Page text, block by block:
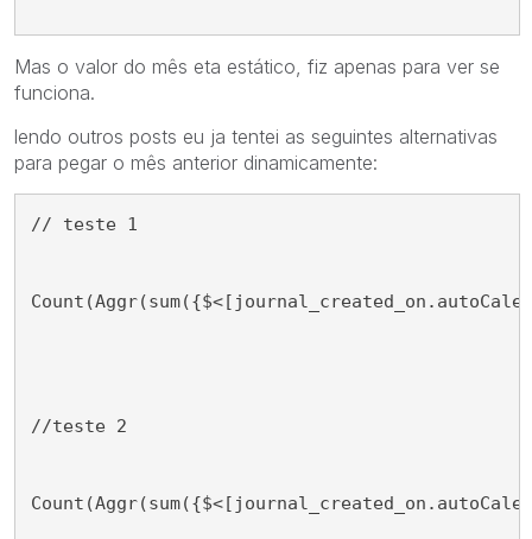
Mas o valor do mês eta estático, fiz apenas para ver se
funciona.
lendo outros posts eu ja tentei as seguintes alternativas
para pegar o mês anterior dinamicamente:
// teste 1
//teste 2